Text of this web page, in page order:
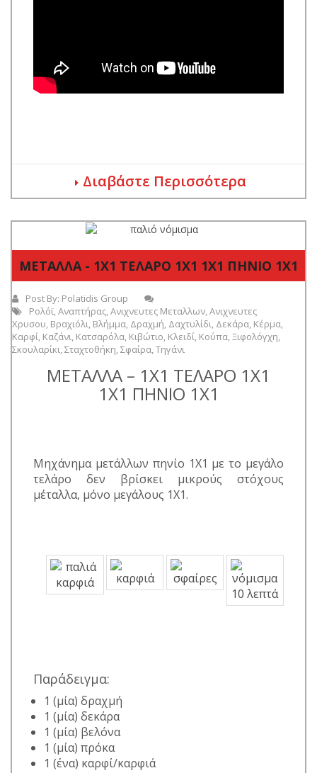
Διαβάστε Περισσότερα
ΜΕΤΑΛΛΑ - 1Χ1 ΤΕΛΑΡΟ 1Χ1 1Χ1 ΠΗΝΙΟ 1Χ1
Post By: Polatidis Group
Ρολόϊ,Αναπτήρας,Ανιχνευτες Μεταλλων,Ανιχνευτες
Χρυσου, Βραχιόλι, Βλήμμα, Δραχμή, Δαχτυλίδι, Δεκάρα, Κέρμα,
Καρφί, Καζάνι, Κατσαρόλα, Κιβώτιο, Κλειδί, Κούπα,Ξιφολόγχη,
Σκουλαρίκι,Σταχτοθήκη,Σφαίρα,Τηγάνι
ΜΕΤΑΛΛΑ – 1Χ1 ΤΕΛΑΡΟ 1Χ1
1Χ1 ΠΗΝΙΟ 1Χ1
Μηχάνημα μετάλλων πηνίο 1X1 με το μεγάλο
τελάρο δεν βρίσκει μικρούς στόχους
μέταλλα, μόνο μεγάλους 1X1.
Παράδειγμα:
1 (μία) δραχμή
1 (μία) δεκάρα
1 (μία) βελόνα
1 (μία) πρόκα
1 (ένα) καρφί/καρφιά